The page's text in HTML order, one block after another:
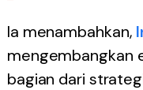
Ia menambahkan,
mengembangkan
bagian dari